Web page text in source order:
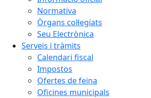
Normativa
Òrgans col·legiats
Seu Electrònica
Serveis i tràmits
Calendari fiscal
Impostos
Ofertes de feina
Oficines municipals